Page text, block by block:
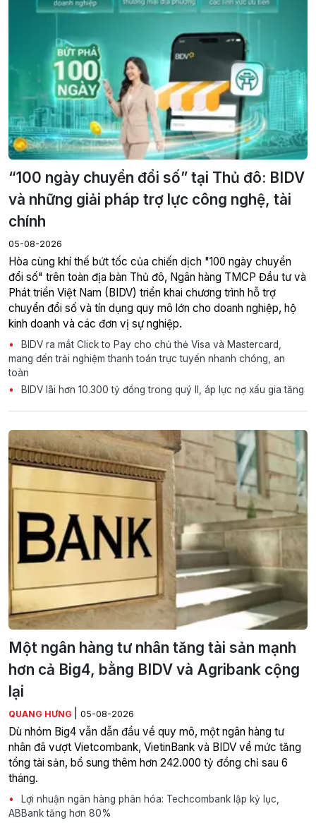
“100 ngày chuyển đổi số” tại Thủ đô: BIDV
và những giải pháp trợ lực công nghệ, tài
chính
05-08-2026
Hòa cùng khí thế bứt tốc của chiến dịch "100 ngày chuyển
đổi số" trên toàn địa bàn Thủ đô, Ngân hàng TMCP Đầu tư và
Phát triển Việt Nam (BIDV) triển khai chương trình hỗ trợ
chuyển đổi số và tín dụng quy mô lớn cho doanh nghiệp, hộ
kinh doanh và các đơn vị sự nghiệp.
BIDV ra mắt Click to Pay cho chủ thẻ Visa và Mastercard,
mang đến trải nghiệm thanh toán trực tuyến nhanh chóng, an
toàn
BIDV lãi hơn 10.300 tỷ đồng trong quý II, áp lực nợ xấu gia tăng
Một ngân hàng tư nhân tăng tài sản mạnh
hơn cả Big4, bằng BIDV và Agribank cộng
lại
QUANG HƯNG 05-08-2026
Dù nhóm Big4 vẫn dẫn đầu về quy mô, một ngân hàng tư
nhân đã vượt Vietcombank, VietinBank và BIDV về mức tăng
tổng tài sản, bổ sung thêm hơn 242.000 tỷ đồng chỉ sau 6
tháng.
Lợi nhuận ngân hàng phân hóa: Techcombank lập kỷ lục,
ABBank tăng hơn 80%